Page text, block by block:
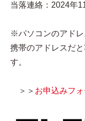
当落連絡：2024年
※パソコンのアドレ
携帯のアドレスだ
す。
＞＞ お申込みフォ